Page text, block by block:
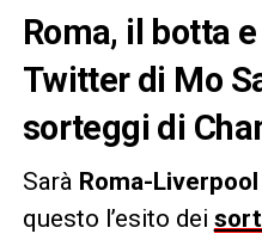
Roma, il botta
Twitter di Mo
sorteggi di
Sarà Roma-Liverpool
questo l’esito dei